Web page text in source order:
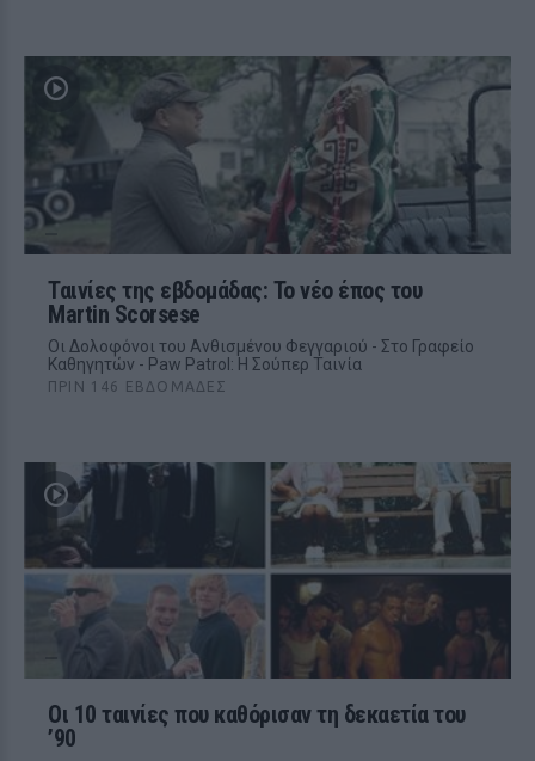
Ταινίες της εβδομάδας: Το νέο έπος του
Martin Scorsese
Οι Δολοφόνοι του Ανθισμένου Φεγγαριού - Στο Γραφείο
Καθηγητών - Paw Patrol: Η Σούπερ Ταινία
ΠΡΙΝ 146 ΕΒΔΟΜΆΔΕΣ
Οι 10 ταινίες που καθόρισαν τη δεκαετία του
’90